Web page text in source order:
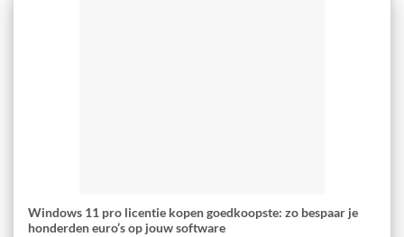
Windows 11 pro licentie kopen goedkoopste: zo bespaar je
honderden euro’s op jouw software